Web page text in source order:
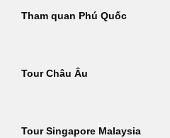
Tham quan Phú Quốc
Tour Châu Âu
Tour Singapore Malaysia